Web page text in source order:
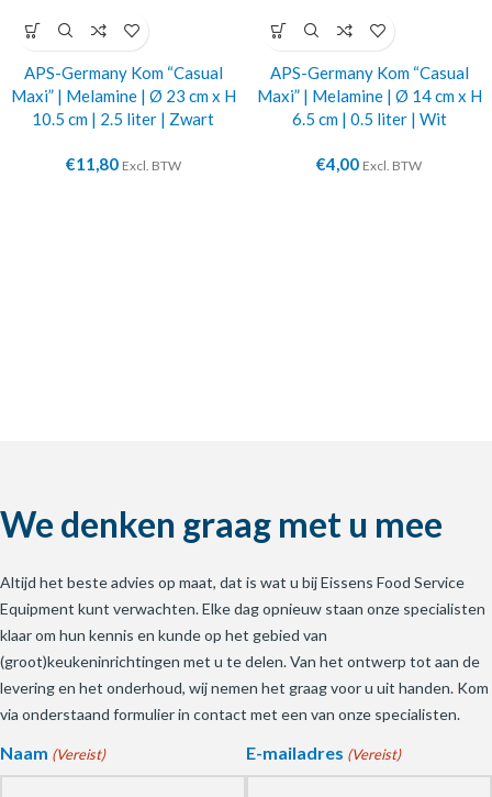
APS-Germany Kom “Casual
Maxi” | Melamine | Ø 23 cm x H
10.5 cm | 2.5 liter | Zwart
€11,80 Excl. BTW
APS-Germany Kom “Casual
Maxi” | Melamine | Ø 14 cm x H
6.5 cm | 0.5 liter | Wit
€4,00 Excl. BTW
We denken graag met u mee
Altijd het beste advies op maat, dat is wat u bij Eissens Food Service
Equipment kunt verwachten. Elke dag opnieuw staan onze specialisten
klaar om hun kennis en kunde op het gebied van
(groot)keukeninrichtingen met u te delen. Van het ontwerp tot aan de
levering en het onderhoud, wij nemen het graag voor u uit handen. Kom
via onderstaand formulier in contact met een van onze specialisten.
Naam (Vereist) E-mailadres (Vereist)